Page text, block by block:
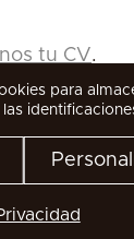
tu CV.
para